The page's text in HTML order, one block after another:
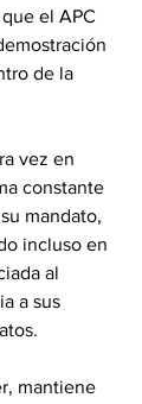
el APC
de la
vez en
constante
mandato,
incluso en
al
a sus
mantiene